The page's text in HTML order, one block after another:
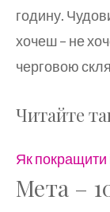
годину.
хочеш – не
черговою
Читайте
Як покращити
Мета –